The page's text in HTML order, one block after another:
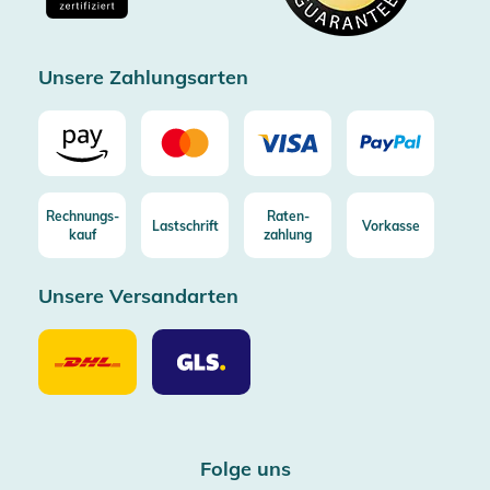
Unsere Zahlungsarten
Rechnungs-
kauf
Lastschrift
Raten-
zahlung
Vorkasse
Unsere Versandarten
Unsere
Versandarten
DHL
Unsere
Versandarten
GLS
Folge uns